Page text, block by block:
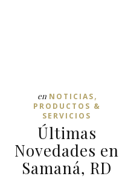
en NOTICIAS,
PRODUCTOS &
SERVICIOS
Últimas
Novedades en
Samaná, RD